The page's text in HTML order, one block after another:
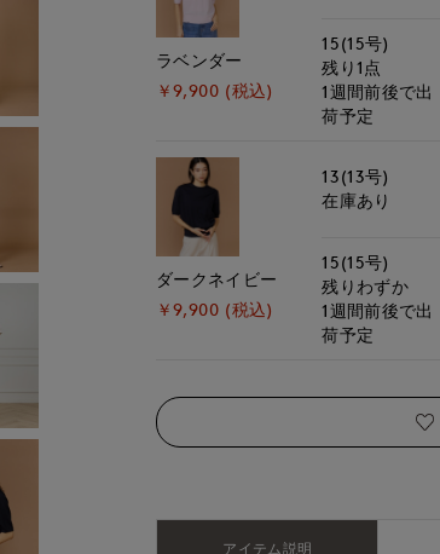
ラベンダー
￥9,900 (税込)
15(15号)
残り1点
1週間前後で出
荷予定
ダークネイビー
￥9,900 (税込)
13(13号)
在庫あり
15(15号)
残りわずか
1週間前後で出
荷予定
アイテム説明